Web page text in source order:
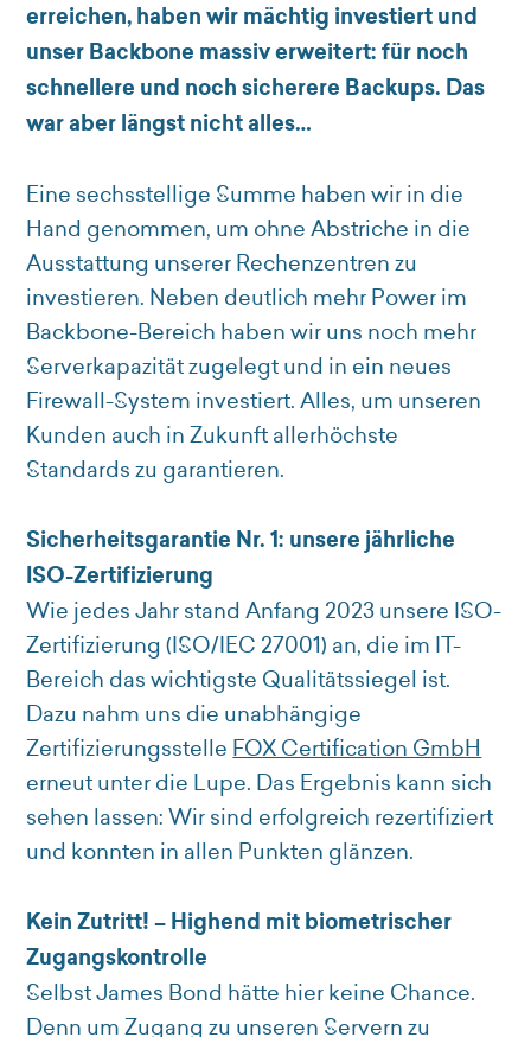
erreichen, haben wir mächtig investiert und
unser Backbone massiv erweitert: für noch
schnellere und noch sicherere Backups. Das
war aber längst nicht alles…
Eine sechsstellige Summe haben wir in die
Hand genommen, um ohne Abstriche in die
Ausstattung unserer Rechenzentren zu
investieren. Neben deutlich mehr Power im
Backbone-Bereich haben wir uns noch mehr
Serverkapazität zugelegt und in ein neues
Firewall-System investiert. Alles, um unseren
Kunden auch in Zukunft allerhöchste
Standards zu garantieren.
Sicherheitsgarantie Nr. 1: unsere jährliche
ISO-Zertifizierung
Wie jedes Jahr stand Anfang 2023 unsere ISO-
Zertifizierung (ISO/IEC 27001) an, die im IT-
Bereich das wichtigste Qualitätssiegel ist.
Dazu nahm uns die unabhängige
Zertifizierungsstelle FOX Certification GmbH
erneut unter die Lupe. Das Ergebnis kann sich
sehen lassen: Wir sind erfolgreich rezertifiziert
und konnten in allen Punkten glänzen.
Kein Zutritt! – Highend mit biometrischer
Zugangskontrolle
Selbst James Bond hätte hier keine Chance.
Denn um Zugang zu unseren Servern zu